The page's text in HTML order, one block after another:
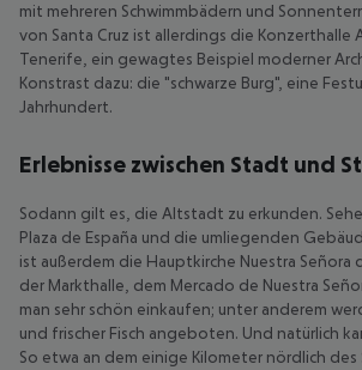
mit mehreren Schwimmbädern und
von Santa Cruz ist allerdings die Konzerthalle
Tenerife, ein gewagtes Beispiel moderner
Konstrast dazu: die "schwarze Burg", eine
Jahrhundert.
Erlebnisse zwischen Stadt und
Sodann gilt es, die Altstadt zu erkunden.
Plaza de España und die umliegenden
ist außerdem die Hauptkirche Nuestra Señora
der Markthalle, dem Mercado de Nuestra
man sehr schön einkaufen; unter anderem
und frischer Fisch angeboten. Und natürlich
So etwa an dem einige Kilometer nördlich